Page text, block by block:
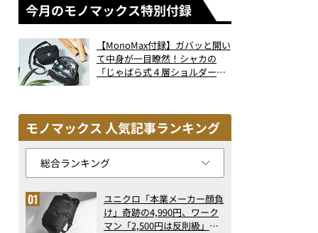
今月のモノマックス特別付録
【MonoMax付録】ガバッと開い
て中身が一目瞭然！シャカの
「じゃばら式４層ショルダーバ
モノマックス 人気記事ランキング
ユニクロ「本業メーカー顔負
け」奇跡の4,990円、ワーク
マン「2,500円は反則級」凄